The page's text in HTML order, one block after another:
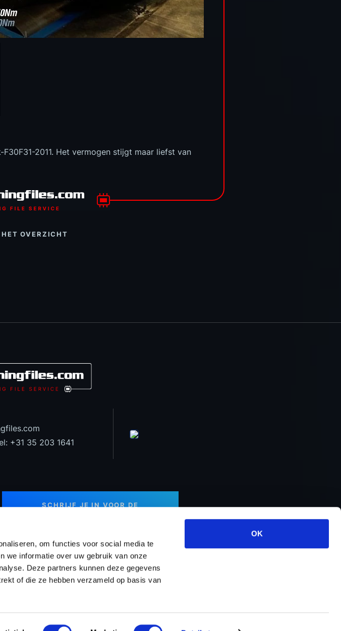
om functies voor social media te
we informatie over uw gebruik van onze
Deze partners kunnen deze gegevens
of die ze hebben verzameld op basis van
OK
2011. Het vermogen stijgt maar liefst van
OVERZICHT
+31 35 203 1641
SCHRIJF JE IN VOOR DE
Reseller Projecten Support & Services